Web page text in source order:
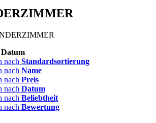
Datum
nach Standardsortierung
nach Name
nach Preis
nach Datum
nach Beliebtheit
nach Bewertung